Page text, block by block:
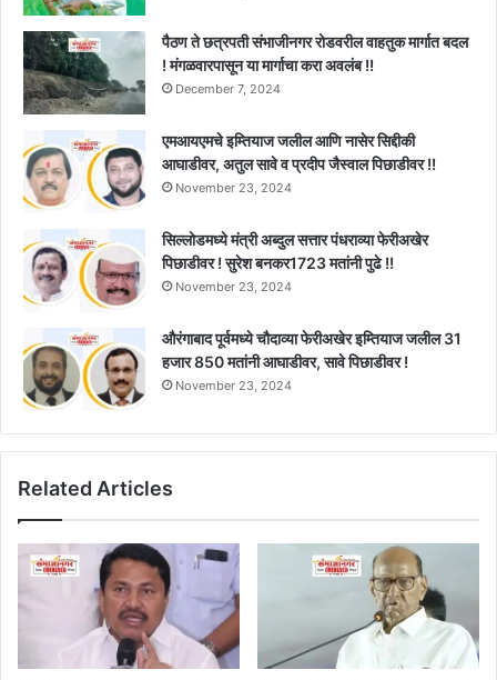
पैठण ते छत्रपती संभाजीनगर रोडवरील वाहतुक मार्गात बदल
! मंगळवारपासून या मार्गाचा करा अवलंब !!
December 7, 2024
एमआयएमचे इम्तियाज जलील आणि नासेर सिद्दीकी
आघाडीवर, अतुल सावे व प्रदीप जैस्वाल पिछाडीवर !!
November 23, 2024
सिल्लोडमध्ये मंत्री अब्दुल सत्तार पंधराव्या फेरीअखेर
पिछाडीवर ! सुरेश बनकर1723 मतांनी पुढे !!
November 23, 2024
औरंगाबाद पूर्वमध्ये चौदाव्या फेरीअखेर इम्तियाज जलील 31
हजार 850 मतांनी आघाडीवर, सावे पिछाडीवर !
November 23, 2024
Related Articles